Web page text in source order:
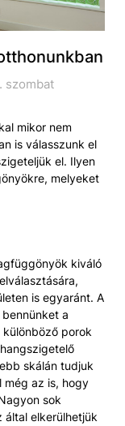
szombat
mikor nem
is válasszunk el
el. Ilyen
melyeket
kiváló
is egyaránt. A
a
porok
skálán tudjuk
még az is, hogy
sok
által elkerülhetjük